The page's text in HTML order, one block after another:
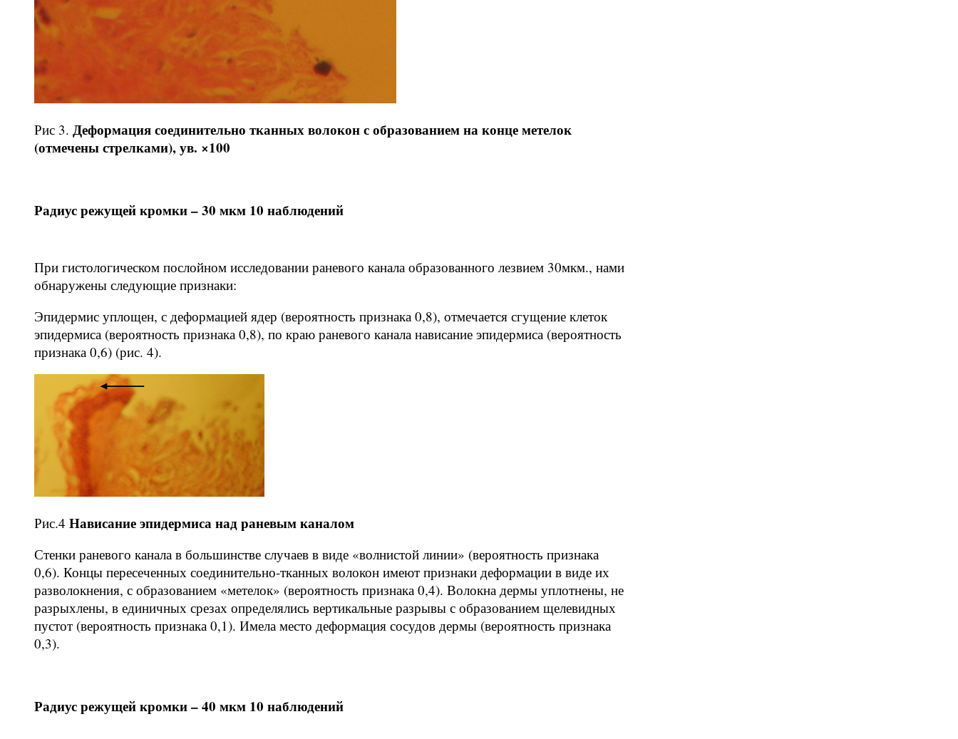
Рис 3. Деформация соединительно тканных волокон с образованием на конце метелок
(отмечены стрелками), ув. ×100
Радиус режущей кромки – 30 мкм 10 наблюдений
При гистологическом послойном исследовании раневого канала образованного лезвием 30мкм., нами
обнаружены следующие признаки:
Эпидермис уплощен, с деформацией ядер (вероятность признака 0,8), отмечается сгущение клеток
эпидермиса (вероятность признака 0,8), по краю раневого канала нависание эпидермиса (вероятность
признака 0,6) (рис. 4).
Рис.4 Нависание эпидермиса над раневым каналом
Стенки раневого канала в большинстве случаев в виде «волнистой линии» (вероятность признака
0,6). Концы пересеченных соединительно-тканных волокон имеют признаки деформации в виде их
разволокнения, с образованием «метелок» (вероятность признака 0,4). Волокна дермы уплотнены, не
разрыхлены, в единичных срезах определялись вертикальные разрывы с образованием щелевидных
пустот (вероятность признака 0,1). Имела место деформация сосудов дермы (вероятность признака
0,3).
Радиус режущей кромки – 40 мкм 10 наблюдений